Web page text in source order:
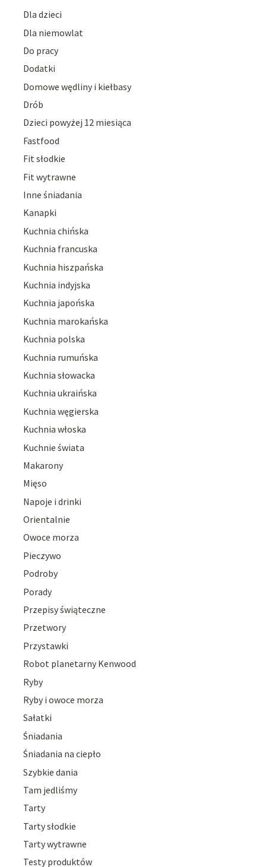
Dla dzieci
Dla niemowlat
Do pracy
Dodatki
Domowe wędliny i kiełbasy
Drób
Dzieci powyżej 12 miesiąca
Fastfood
Fit słodkie
Fit wytrawne
Inne śniadania
Kanapki
Kuchnia chińska
Kuchnia francuska
Kuchnia hiszpańska
Kuchnia indyjska
Kuchnia japońska
Kuchnia marokańska
Kuchnia polska
Kuchnia rumuńska
Kuchnia słowacka
Kuchnia ukraińska
Kuchnia węgierska
Kuchnia włoska
Kuchnie świata
Makarony
Mięso
Napoje i drinki
Orientalnie
Owoce morza
Pieczywo
Podroby
Porady
Przepisy świąteczne
Przetwory
Przystawki
Robot planetarny Kenwood
Ryby
Ryby i owoce morza
Sałatki
Śniadania
Śniadania na ciepło
Szybkie dania
Tam jedliśmy
Tarty
Tarty słodkie
Tarty wytrawne
Testy produktów